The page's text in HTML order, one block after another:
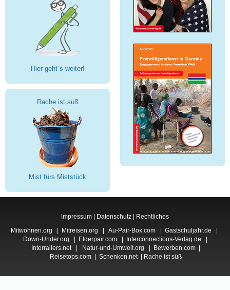
Hier geht´s weiter!
Rache ist süß
Mist fürs Miststück
Impressum Datenschutz
Rechtliches
Mitwohnen.org | Mitreisen.org | Au-Pair-Box.com | Gastschuljahr.de |
Down-Under.org | Elderpair.com| Interconnections-Verlag.de |
Interrailers.net | Natur-und-Umwelt.org | Bewerben.com |
Reisetops.com | Schenken.net | Rache ist süß